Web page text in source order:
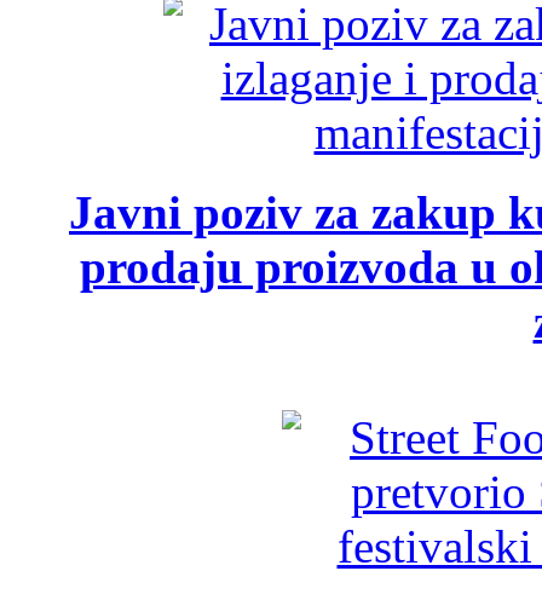
Javni poziv za zakup
prodaju proizvoda u